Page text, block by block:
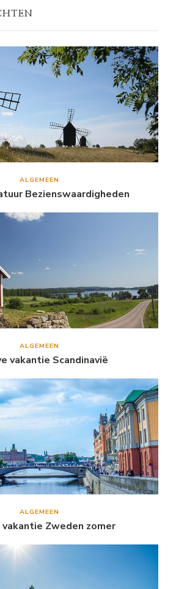
ALGEMEEN
Bezienswaardigheden
ALGEMEEN
vakantie Scandinavië
ALGEMEEN
Zweden zomer